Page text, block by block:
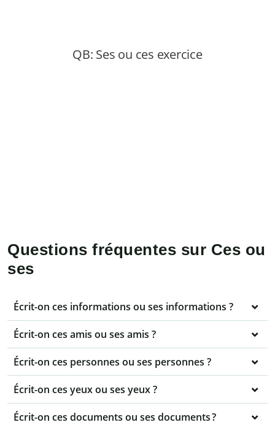
Questions fréquentes sur Ces ou
ses
Écrit-on ces informations ou ses informations ?
Écrit-on ces amis ou ses amis ?
Écrit-on ces personnes ou ses personnes ?
Écrit-on ces yeux ou ses yeux ?
Écrit-on ces documents ou ses documents ?